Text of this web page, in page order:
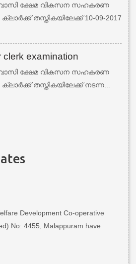
ക്ഷേമ വികസന സഹകരണ
തസ്തികയിലേക്ക് 10-09-2017
clerk examination
ക്ഷേമ വികസന സഹകരണ
തസ്തികയിലേക്ക് നടന്ന...
Development Co-operative
No: 4455, Malappuram have